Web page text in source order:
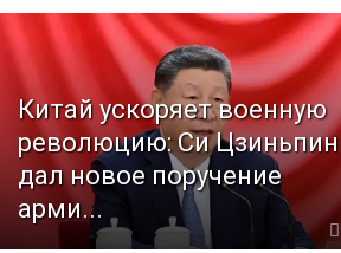
Китай ускоряет военную
революцию: Си Цзиньпин
дал новое поручение
арми...